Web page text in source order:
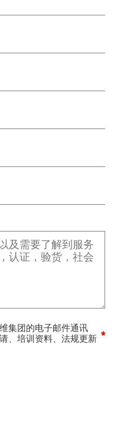
集团的电子邮件通讯
、培训资料、法规更新